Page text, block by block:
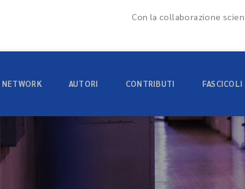
Con la collaborazione
NETWORK AUTORI CONTRIBUTI FASCICOLI